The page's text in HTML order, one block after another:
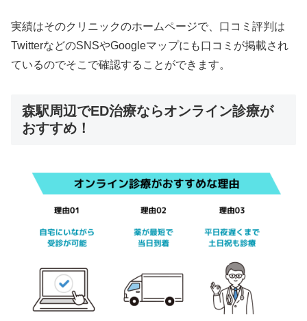
実績はそのクリニックのホームページで、口コミ評判は
TwitterなどのSNSやGoogleマップにも口コミが掲載され
ているのでそこで確認することができます。
森駅周辺でED治療ならオンライン診療が
おすすめ！